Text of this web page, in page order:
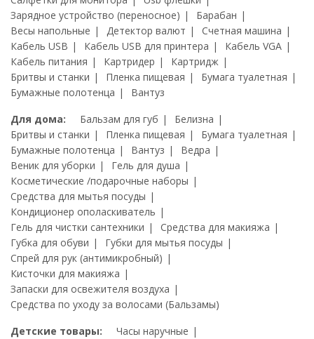
Зарядное устройство (переносное)
Барабан
Весы напольные
Детектор валют
Счетная машина
Кабель USB
Кабель USB для принтера
Кабель VGA
Кабель питания
Картридер
Картридж
Бритвы и станки
Пленка пищевая
Бумага туалетная
Бумажные полотенца
Вантуз
Для дома:
Бальзам для губ
Белизна
Бритвы и станки
Пленка пищевая
Бумага туалетная
Бумажные полотенца
Вантуз
Ведра
Веник для уборки
Гель для душа
Косметические /подарочные наборы
Средства для мытья посуды
Кондиционер ополаскиватель
Гель для чистки сантехники
Средства для макияжа
Губка для обуви
Губки для мытья посуды
Спрей для рук (антимикробный)
Кисточки для макияжа
Запаски для освежителя воздуха
Средства по уходу за волосами (Бальзамы)
Детские товары:
Часы наручные